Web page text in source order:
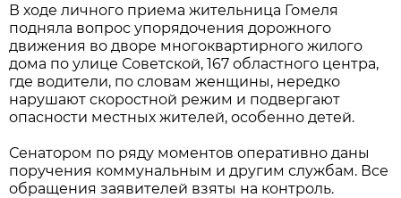
В ходе личного приема жительница Гомеля
подняла вопрос упорядочения дорожного
движения во дворе многоквартирного жилого
дома по улице Советской, 167 областного центра,
где водители, по словам женщины, нередко
нарушают скоростной режим и подвергают
опасности местных жителей, особенно детей.
Сенатором по ряду моментов оперативно даны
поручения коммунальным и другим службам. Все
обращения заявителей взяты на контроль.